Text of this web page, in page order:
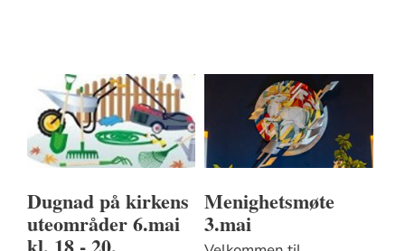
Dugnad på kirkens
uteområder 6.mai
Menighetsmøte
3.mai